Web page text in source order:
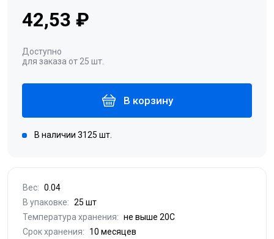
42,53 ₽
Доступно
для заказа от 25 шт.
В корзину
В наличии 3125 шт.
Вес: 0.04
В упаковке: 25 шт
Температура хранения: не выше 20С
Срок хранения:
10 месяцев